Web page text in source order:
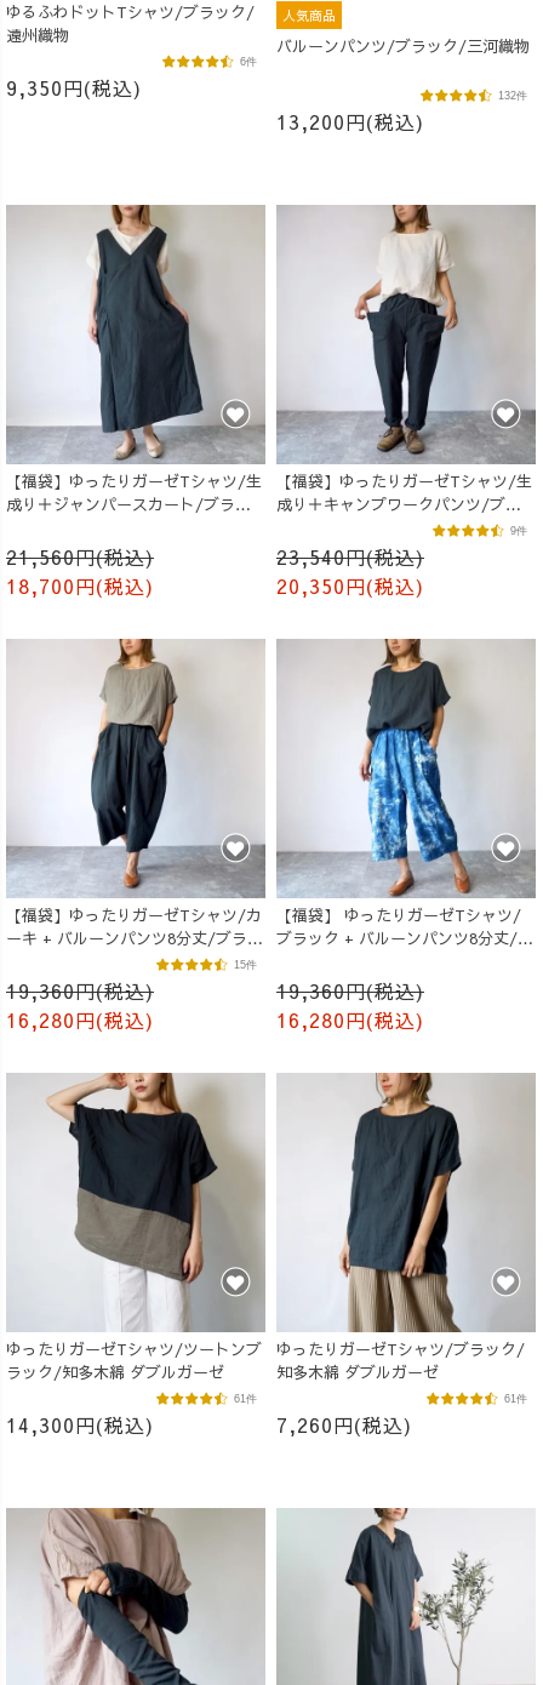
ゆるふわドットTシャツ/ブラック/
遠州織物
9,350円(税込)
6件
人気商品
バルーンパンツ/ブラック/三河織物
13,200円(税込)
132件
【福袋】ゆったりガーゼTシャツ/生
成り＋ジャンパースカート/ブラッ
21,560円(税込)
18,700円(税込)
【福袋】ゆったりガーゼTシャツ/生
成り＋キャンプワークパンツ/ブラ
23,540円(税込)
20,350円(税込)
9件
【福袋】ゆったりガーゼTシャツ/カ
ーキ + バルーンパンツ8分丈/ブラッ
19,360円(税込)
16,280円(税込)
15件
【福袋】 ゆったりガーゼTシャツ/
ブラック + バルーンパンツ8分丈/ブ
19,360円(税込)
16,280円(税込)
ゆったりガーゼTシャツ/ツートンブ
ラック/知多木綿 ダブルガーゼ
14,300円(税込)
61件
ゆったりガーゼTシャツ/ブラック/
知多木綿 ダブルガーゼ
7,260円(税込)
61件